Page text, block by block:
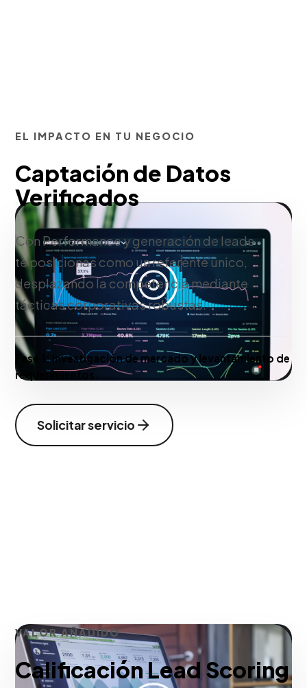
EL IMPACTO EN TU NEGOCIO
Captación de Datos
Verificados
Con Performance y generación de leads
te posicionas como un referente único,
desplazando la competencia mediante
tácticas corporativas robustas.
Fase 1:Investigación de mercado y levantamiento de
requerimientos.
Solicitar servicio
VALOR AÑADIDO
Calificación Lead Scoring